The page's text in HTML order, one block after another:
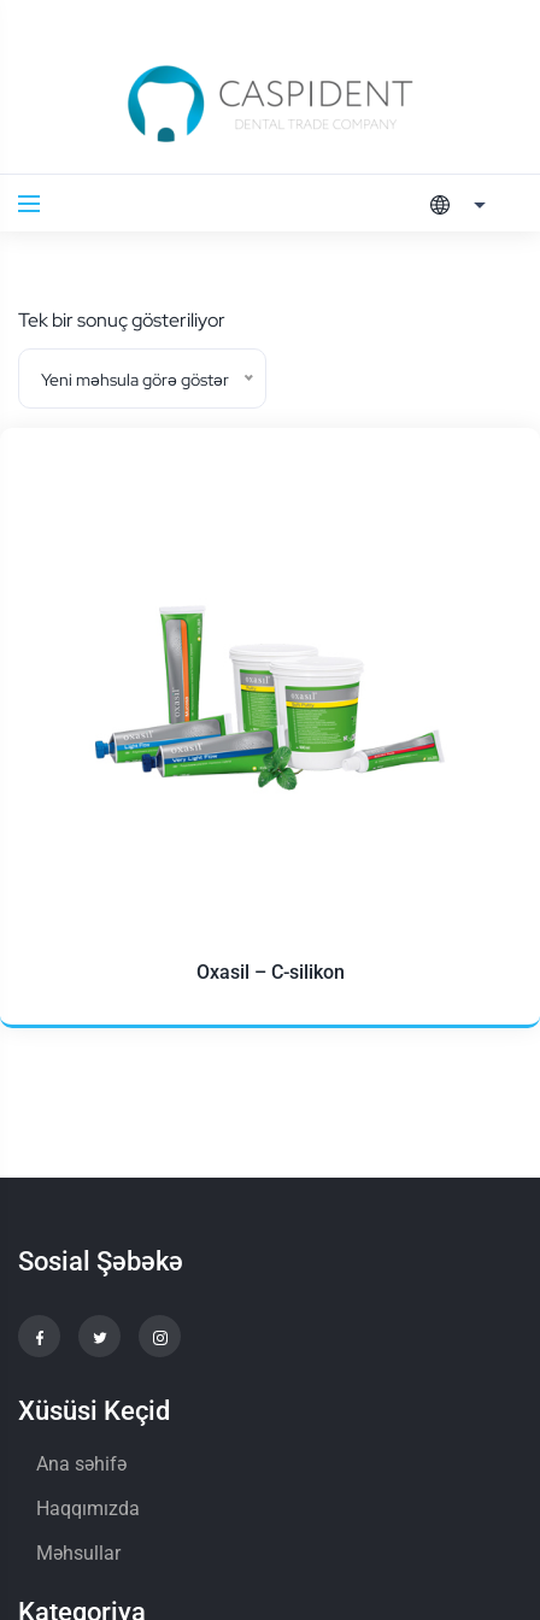
Tek bir sonuç gösteriliyor
Yeni məhsula görə göstər
Oxasil – C-silikon
Sosial Şəbəkə
Xüsüsi Keçid
Ana səhifə
Haqqımızda
Məhsullar
Kateqoriya